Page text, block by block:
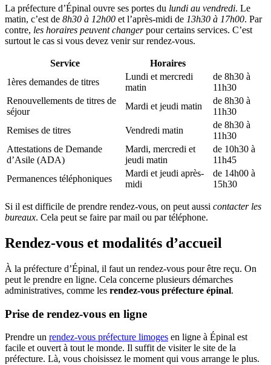
La préfecture d’Épinal ouvre ses portes du lundi au vendredi. Le
matin, c’est de 8h30 à 12h00 et l’après-midi de 13h30 à 17h00. Par
contre, les horaires peuvent changerpour certains services. C’est
surtout le cas si vous devez venir sur rendez-vous.
Service
Horaires
1ères demandes de titres
Lundi et mercredi
matin
de 8h30 à
11h30
Renouvellements de titres de
séjour
Mardi et jeudi matin
de 8h30 à
11h30
Remises de titres
Vendredi matin
de 8h30 à
11h30
Attestations de Demande
d’Asile (ADA)
Mardi, mercredi et
jeudi matin
de 10h30 à
11h45
Permanences téléphoniques
Mardi et jeudi après-
midi
de 14h00 à
15h30
Si il est difficile de prendre rendez-vous, on peut aussi contacter les
bureaux. Cela peut se faire par mail ou par téléphone.
Rendez-vous et modalités d’accueil
À la préfecture d’Épinal, il faut un rendez-vous pour être reçu. On
peut le prendre en ligne. Cela concerne plusieurs démarches
administratives, comme les rendez-vous préfecture épinal.
Prise de rendez-vous en ligne
Prendre un rendez-vous préfecture limoges en ligne à Épinal est
facile et ouvert à tout le monde. Il suffit de visiter le site de la
préfecture. Là, vous choisissez le moment qui vous arrange le plus.